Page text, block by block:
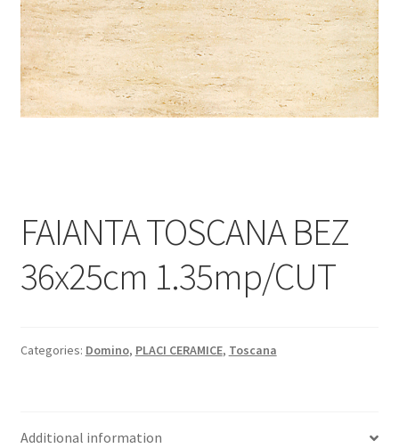
Informatii
Plata si Livrare
Politică de confidențialitate
Magazin
Plată
FAIANTA TOSCANA BEZ
36x25cm 1.35mp/CUT
Categories: Domino, PLACI CERAMICE, Toscana
Additional information